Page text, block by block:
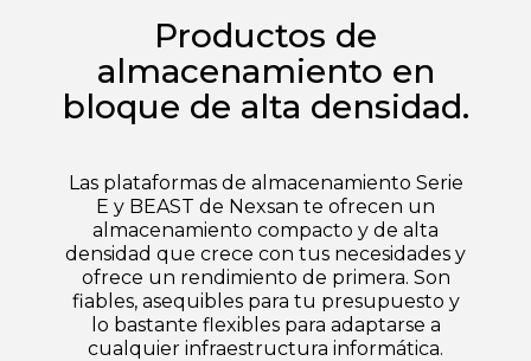
Productos de
almacenamiento en
bloque de alta densidad.
Las plataformas de almacenamiento Serie
E y BEAST de Nexsan te ofrecen un
almacenamiento compacto y de alta
densidad que crece con tus necesidades y
ofrece un rendimiento de primera. Son
fiables, asequibles para tu presupuesto y
lo bastante flexibles para adaptarse a
cualquier infraestructura informática.